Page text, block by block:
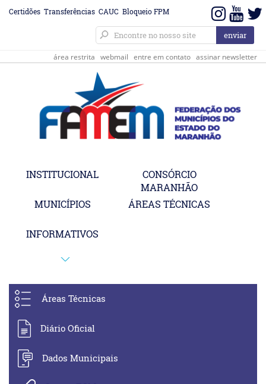
Certidões Transferências CAUC Bloqueio FPM
área restrita webmail entre em contato assinar newsletter
INSTITUCIONAL
CONSÓRCIO
MARANHÃO
MUNICÍPIOS
ÁREAS TÉCNICAS
INFORMATIVOS
Áreas Técnicas
Diário Oficial
Dados Municipais